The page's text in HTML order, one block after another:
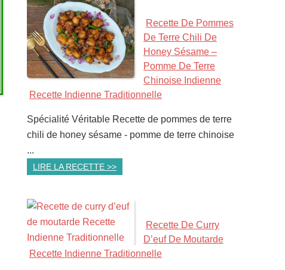
Recette De Pommes
De Terre Chili De
Honey Sésame –
Pomme De Terre
Chinoise Indienne
Recette Indienne Traditionnelle
Spécialité Véritable Recette de pommes de terre
chili de honey sésame - pomme de terre chinoise
...
LIRE LA RECETTE >>
Recette De Curry
D’euf De Moutarde
Recette Indienne Traditionnelle